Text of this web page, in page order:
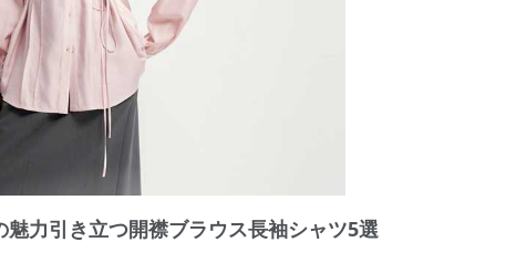
力引き立つ開襟ブラウス長袖シャツ5選